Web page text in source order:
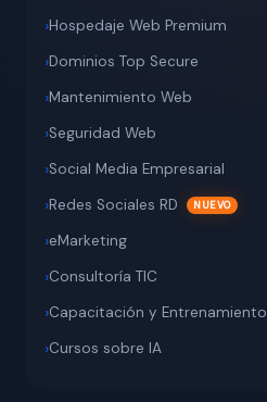
Hospedaje Web Premium
Dominios Top Secure
Mantenimiento Web
Seguridad Web
Social Media Empresarial
Redes Sociales RD
eMarketing
Consultoría TIC
Capacitación y Entrenamiento
Cursos sobre IA